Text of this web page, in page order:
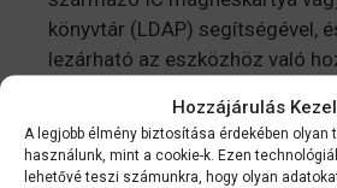
Hozzájárulás
A legjobb élmény biztosítása érdekében olyan
használunk, mint a cookie-k. Ezen
lehetővé teszi számunkra, hogy olyan
könyvtár (LDAP) segítségével,
lezárható az eszközhöz való
munkaprofilok biztosítják, hogy
anyagok a megfelelő helyre